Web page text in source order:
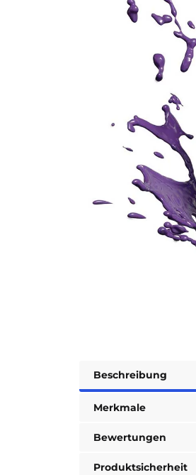
Beschreibung
Merkmale
Bewertungen
Produktsicherheit